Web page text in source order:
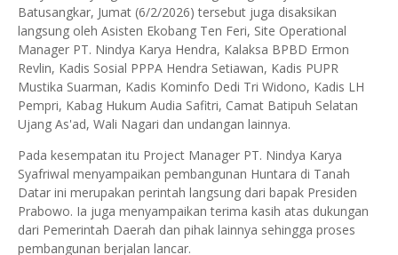
Batusangkar, Jumat (6/2/2026) tersebut juga disaksikan
langsung oleh Asisten Ekobang Ten Feri, Site Operational
Manager PT. Nindya Karya Hendra, Kalaksa BPBD Ermon
Revlin, Kadis Sosial PPPA Hendra Setiawan, Kadis PUPR
Mustika Suarman, Kadis Kominfo Dedi Tri Widono, Kadis LH
Pempri, Kabag Hukum Audia Safitri, Camat Batipuh Selatan
Ujang As'ad, Wali Nagari dan undangan lainnya.
Pada kesempatan itu Project Manager PT. Nindya Karya
Syafriwal menyampaikan pembangunan Huntara di Tanah
Datar ini merupakan perintah langsung dari bapak Presiden
Prabowo. Ia juga menyampaikan terima kasih atas dukungan
dari Pemerintah Daerah dan pihak lainnya sehingga proses
pembangunan berjalan lancar.